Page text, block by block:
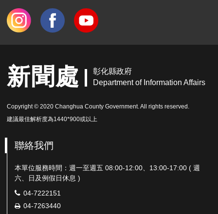
新聞處
彰化縣政府
Department of Information Affairs
Copyright © 2020 Changhua County Government. All rights reserved.
建議最佳解析度為1440*900或以上
聯絡我們
本單位服務時間：週一至週五 08:00-12:00、13:00-17:00 ( 週
六、日及例假日休息 )
電
話：
04-7222151
傳
04-7263440